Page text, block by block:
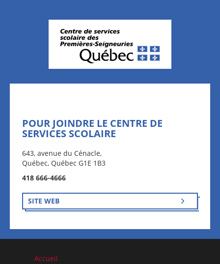
POUR JOINDRE LE CENTRE DE
SERVICES SCOLAIRE
643, avenue du Cénacle,
Québec, Québec G1E 1B3
418 666-4666
SITE WEB
Accueil